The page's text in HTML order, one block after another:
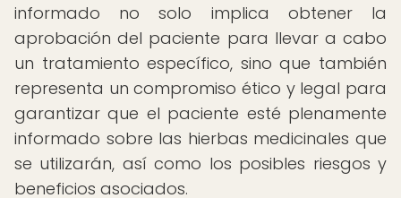
informado no solo implica obtener la
aprobación del paciente para llevar a cabo
un tratamiento específico, sino que también
representa un compromiso ético y legal para
garantizar que el paciente esté plenamente
informado sobre las hierbas medicinales que
se utilizarán, así como los posibles riesgos y
beneficios asociados.